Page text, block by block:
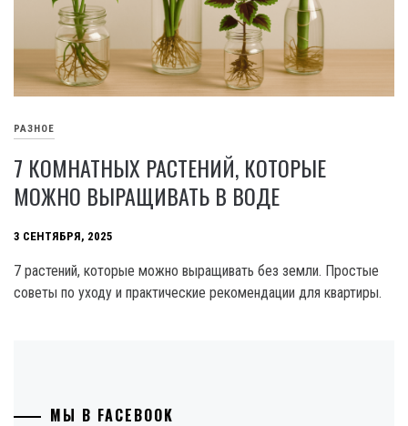
РАЗНОЕ
7 КОМНАТНЫХ РАСТЕНИЙ, КОТОРЫЕ
МОЖНО ВЫРАЩИВАТЬ В ВОДЕ
3 СЕНТЯБРЯ, 2025
7 растений, которые можно выращивать без земли. Простые
советы по уходу и практические рекомендации для квартиры.
МЫ В FACEBOOK